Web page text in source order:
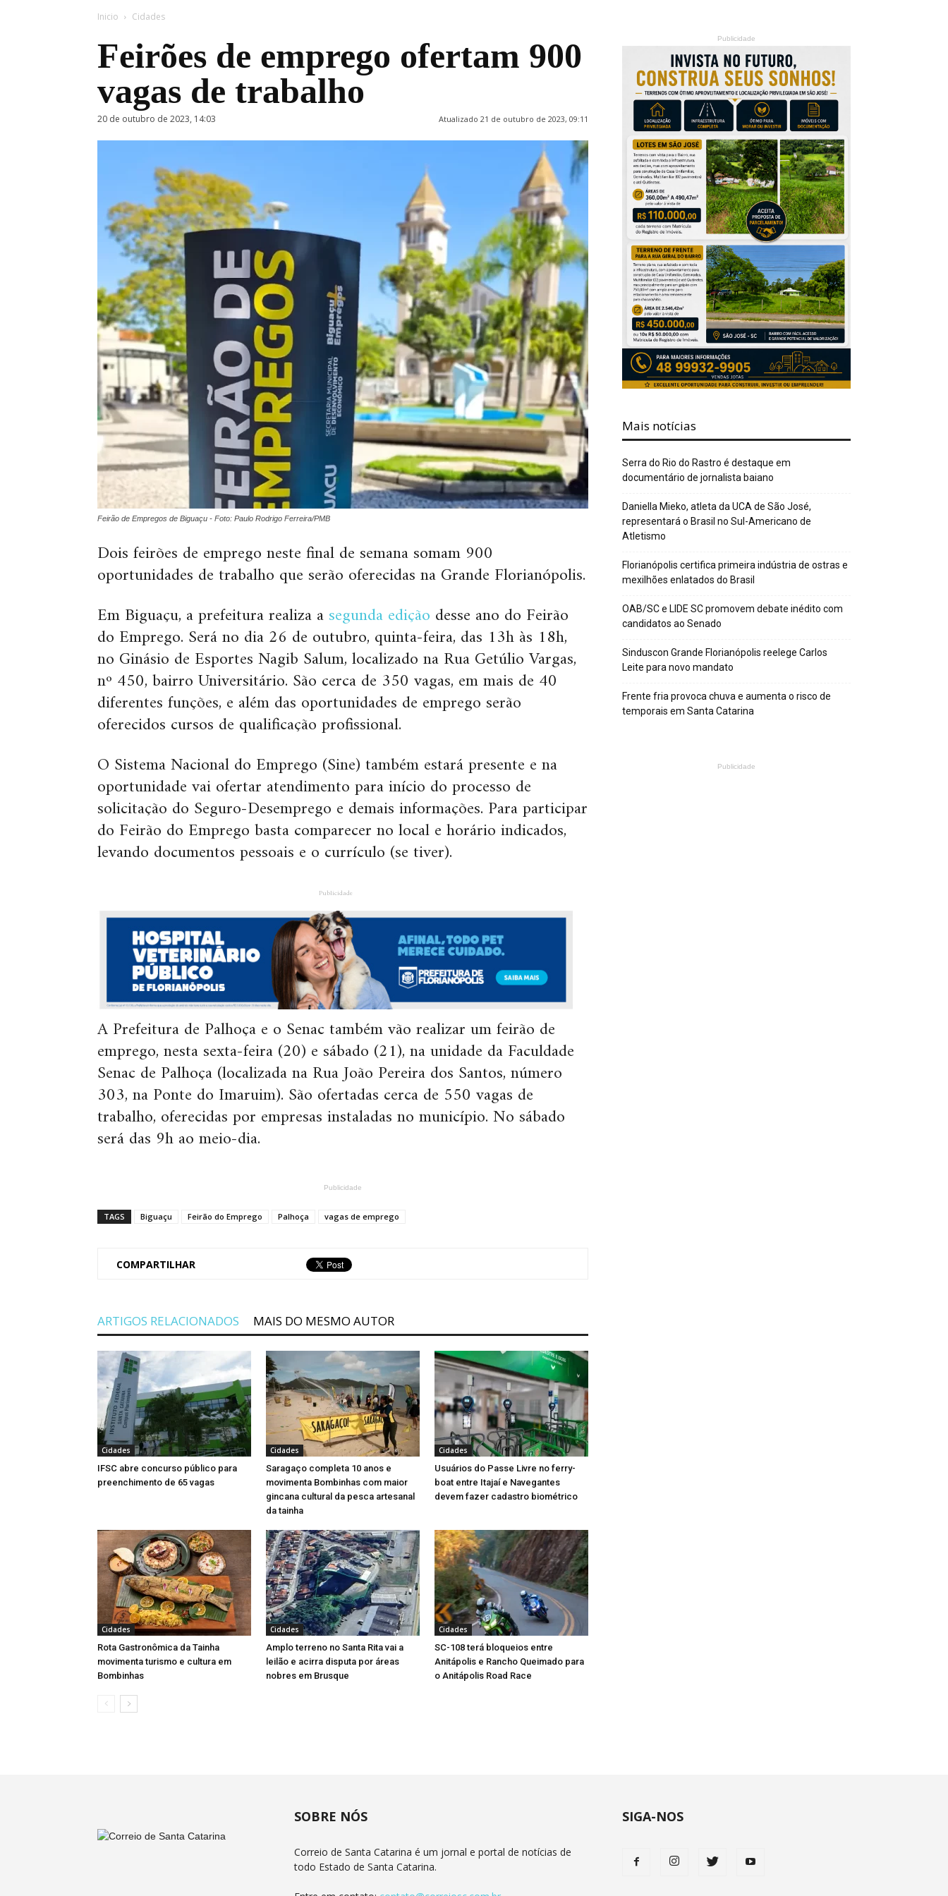
Inicio Cidades
Feirões de emprego ofertam 900
vagas de trabalho
20 de outubro de 2023, 14:03 Atualizado 21 de outubro de 2023, 09:11
Feirão de Empregos de Biguaçu - Foto: Paulo Rodrigo Ferreira/PMB
Dois feirões de emprego neste final de semana somam 900
oportunidades de trabalho que serão oferecidas na Grande Florianópolis.
Em Biguaçu, a prefeitura realiza asegunda edição desse ano do Feirão
do Emprego. Será no dia 26 de outubro, quinta-feira, das 13h às 18h,
no Ginásio de Esportes Nagib Salum, localizado na Rua Getúlio Vargas,
nº 450, bairro Universitário. São cerca de 350 vagas, em mais de 40
diferentes funções, e além das oportunidades de emprego serão
oferecidos cursos de qualificação profissional.
O Sistema Nacional do Emprego (Sine) também estará presente e na
oportunidade vai ofertar atendimento para início do processo de
solicitação do Seguro-Desemprego e demais informações. Para participar
do Feirão do Emprego basta comparecer no local e horário indicados,
levando documentos pessoais e o currículo (se tiver).
Publicidade
A Prefeitura de Palhoça e o Senac também vão realizar um feirão de
emprego, nesta sexta-feira (20) e sábado (21), na unidade da Faculdade
Senac de Palhoça (localizada na Rua João Pereira dos Santos, número
303, na Ponte do Imaruim). São ofertadas cerca de 550 vagas de
trabalho, oferecidas por empresas instaladas no município. No sábado
será das 9h ao meio-dia.
Publicidade
TAGS Biguaçu Feirão do Emprego Palhoça vagas de emprego
COMPARTILHAR
ARTIGOS RELACIONADOS MAIS DO MESMO AUTOR
Cidades
IFSC abre concurso público para
preenchimento de 65 vagas
Cidades
Saragaço completa 10 anos e
movimenta Bombinhas com maior
gincana cultural da pesca artesanal
da tainha
Cidades
Usuários do Passe Livre no ferry-
boat entre Itajaí e Navegantes
devem fazer cadastro biométrico
Cidades
Rota Gastronômica da Tainha
movimenta turismo e cultura em
Bombinhas
Cidades
Amplo terreno no Santa Rita vai a
leilão e acirra disputa por áreas
nobres em Brusque
Cidades
SC-108 terá bloqueios entre
Anitápolis e Rancho Queimado para
o Anitápolis Road Race
Publicidade
Mais notícias
Serra do Rio do Rastro é destaque em
documentário de jornalista baiano
Daniella Mieko, atleta da UCA de São José,
representará o Brasil no Sul-Americano de
Atletismo
Florianópolis certifica primeira indústria de ostras e
mexilhões enlatados do Brasil
OAB/SC e LIDE SC promovem debate inédito com
candidatos ao Senado
Sinduscon Grande Florianópolis reelege Carlos
Leite para novo mandato
Frente fria provoca chuva e aumenta o risco de
temporais em Santa Catarina
Publicidade
SOBRE NÓS
Correio de Santa Catarina é um jornal e portal de notícias de
todo Estado de Santa Catarina.
SIGA-NOS